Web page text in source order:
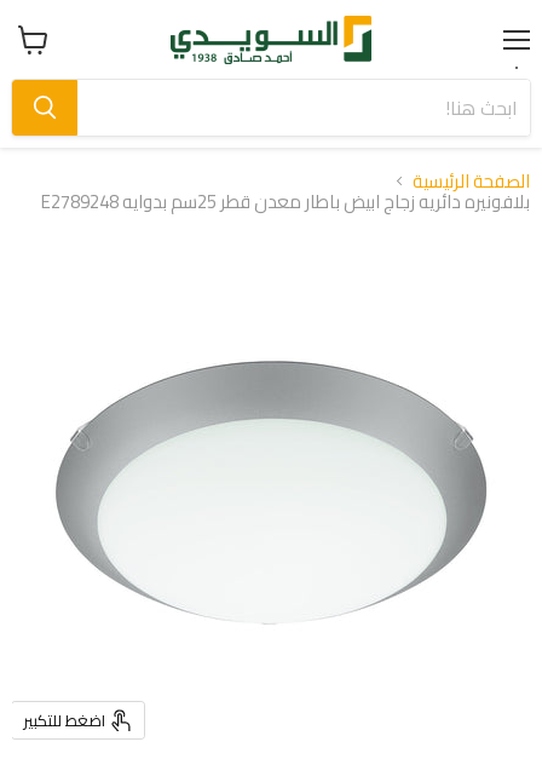
Menu عرض
سلة
الصفحة الرئيسية
بلافونيره دائريه زجاج ابيض باطار معدن قطر 25سم بدوايه E2789248
اضغط للتكبير